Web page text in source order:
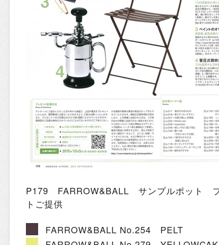
P179 FARROW&BALL サンプルポット
トご提供
FARROW&BALL No.254 PELT